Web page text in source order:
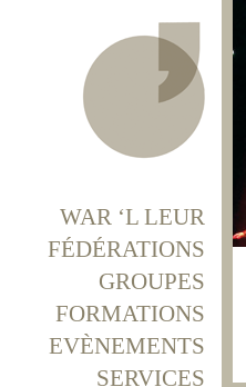
WAR ‘L LEUR
FÉDÉRATIONS
GROUPES
FORMATIONS
EVÈNEMENTS
SERVICES